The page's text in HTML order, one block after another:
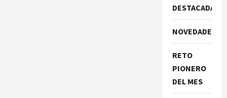
DESTACADAS
NOVEDADES
RETO
PIONERO
DEL MES